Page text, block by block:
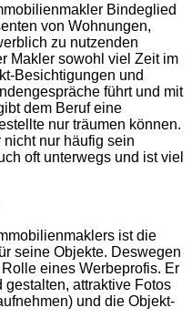
Bindeglied
von Wohnungen,
zu nutzenden
Makler sowohl viel Zeit im
Besichtigungen und
führt und mit
dem Beruf eine
nur träumen können.
nur häufig sein
oft unterwegs und ist viel
ist die
seine Objekte. Deswegen
eines Werbeprofis. Er
attraktive Fotos
und die Objekt-